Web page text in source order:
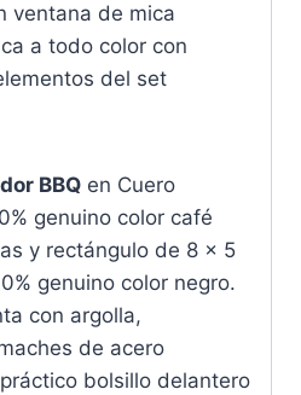
ventana de mica
a todo color con
del set
BBQen Cuero
genuino color café
y rectángulo de 8 x 5
genuino color negro.
con argolla,
de acero
bolsillo delantero